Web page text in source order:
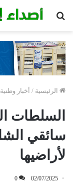
الرئيسية / أخبار وطنية
السلطات
سائقي
لأراضيها
02/07/2025
0